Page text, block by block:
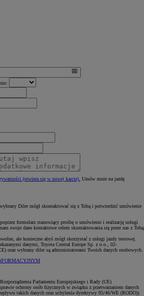
(otwiera się w nowej karcie) Umów mnie na jazdę
Diler mógł skontaktować się z Tobą i potwierdzić umówienie
formularz stanowiący prośbę o umówienie i realizację usługi
swoje dane kontaktowe celem skontaktowania się przez nas z Tobą
ale konieczne abyś mógł skorzystać z usługi jazdy testowej.
danymi, Toyota Central Europe Sp. z o.o., 02-
oraz wybrany diler są administratorami Twoich danych osobowych.
Parlamentu Europejskiego i Rady (UE)
ochrony osób fizycznych w związku z przetwarzaniem danych
takich danych oraz uchylenia dyrektywy 95/46/WE (RODO))